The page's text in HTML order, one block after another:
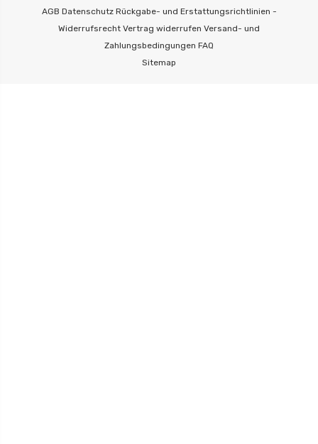
AGB Datenschutz Rückgabe- und Erstattungsrichtlinien -
Widerrufsrecht Vertrag widerrufen Versand- und
Zahlungsbedingungen FAQ
Sitemap